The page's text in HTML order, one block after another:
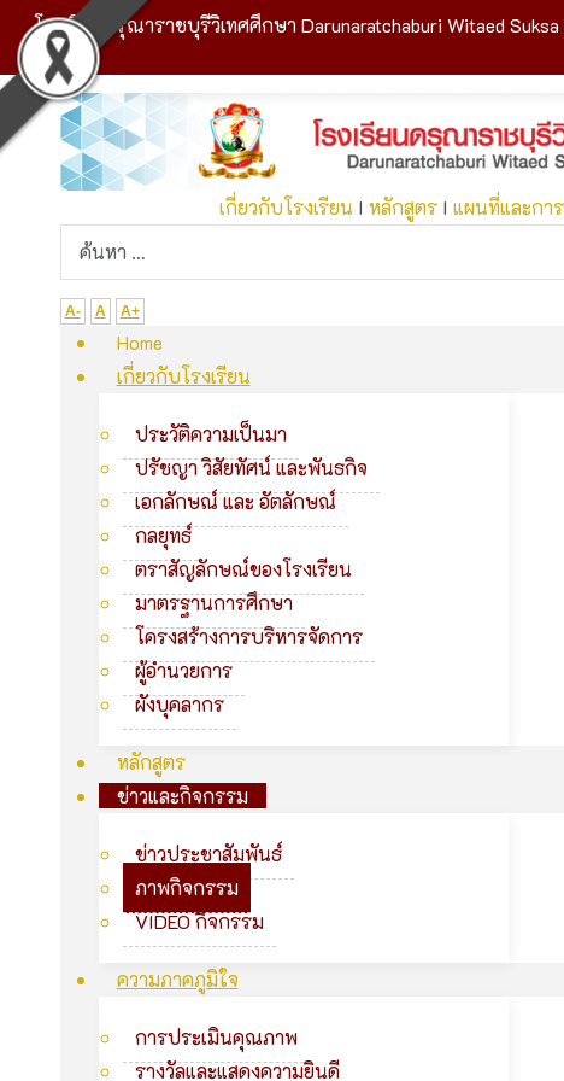
โรงเรียนดรุณาราชบุรีวิเทศศึกษา Darunaratchaburi Witaed
เกี่ยวกับโรงเรียน Iหลักสูตร Iแผนที่และกา
A- A A+
Home
เกี่ยวกับโรงเรียน
ประวัติความเป็นมา
ปรัชญา วิสัยทัศน์ และพันธกิจ
เอกลักษณ์ และ อัตลักษณ์
กลยุทธ์
ตราสัญลักษณ์ของโรงเรียน
มาตรฐานการศึกษา
โครงสร้างการบริหารจัดการ
ผู้อำนวยการ
ผังบุคลากร
หลักสูตร
ข่าวและกิจกรรม
ข่าวประชาสัมพันธ์
ภาพกิจกรรม
VIDEO กิจกรรม
ความภาคภูมิใจ
การประเมินคุณภาพ
รางวัลและแสดงความยินดี